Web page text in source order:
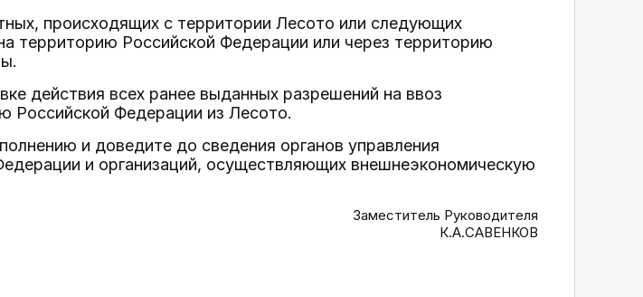
происходящих с территории Лесото или следующих
территорию Российской Федерации или через территорию
действия всех ранее выданных разрешений на ввоз
Российской Федерации из Лесото.
и доведите до сведения органов управления
и организаций, осуществляющих внешнеэкономическую
Заместитель Руководителя
К.А.САВЕНКОВ